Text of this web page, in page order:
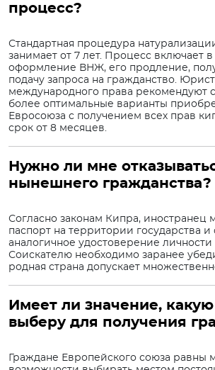
процесс?
Стандартная процедура
занимает от 7 лет. Процесс включает
оформление ВНЖ, его продление,
подачу запроса на гражданство.
международного права рекомендуют
более оптимальные варианты
Евросоюза с получением всех прав
срок от 8 месяцев.
Нужно ли мне
нынешнего гражданства?
Согласно законам Кипра, иностранец
паспорт на территории государства и
аналогичное удостоверение личности
Соискателю необходимо заранее
родная страна допускает
Имеет ли значение,
выберу для получения
Граждане Европейского союза равны